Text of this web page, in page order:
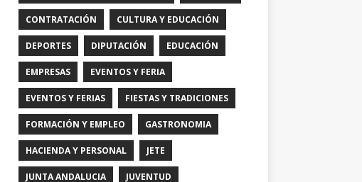
CONTRATACIÓN CULTURA Y EDUCACIÓN
DEPORTES DIPUTACIÓN EDUCACIÓN
EMPRESAS EVENTOS Y FERIA
EVENTOS Y FERIAS FIESTAS Y TRADICIONES
FORMACIÓN Y EMPLEO GASTRONOMIA
HACIENDA Y PERSONAL JETE
JUNTA ANDALUCIA JUVENTUD